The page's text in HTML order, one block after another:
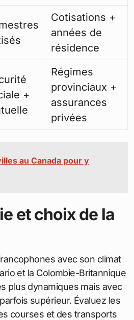
Cotisations +
années de
résidence
+
Régimes
provinciaux +
assurances
privées
au Canada pour y
et choix de la
avec son climat
et la Colombie-Britannique
plus dynamiques mais avec
supérieur. Évaluez les
courses et des transports